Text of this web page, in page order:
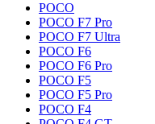
POCO
POCO F7 Pro
POCO F7 Ultra
POCO F6
POCO F6 Pro
POCO F5
POCO F5 Pro
POCO F4